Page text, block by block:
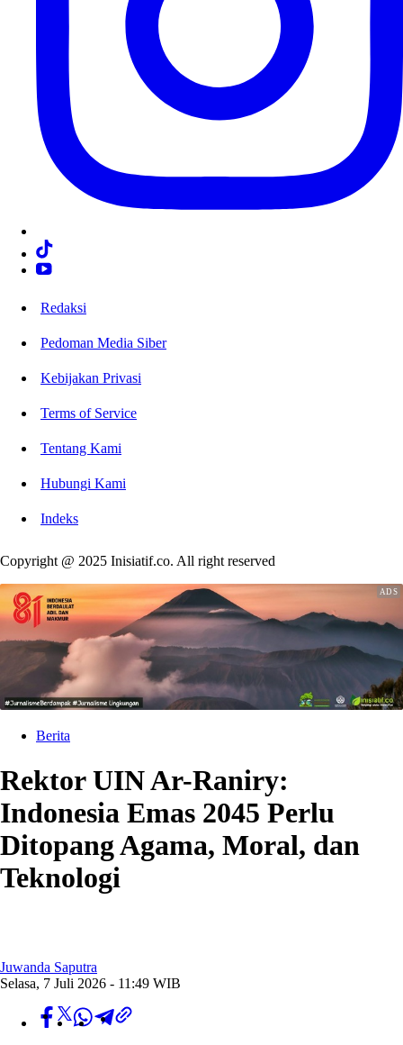
Redaksi
Pedoman Media Siber
Kebijakan Privasi
Terms of Service
Tentang Kami
Hubungi Kami
Indeks
Copyright @ 2025 Inisiatif.co. All right reserved
Berita
Rektor UIN Ar-Raniry:
Indonesia Emas 2045 Perlu
Ditopang Agama, Moral, dan
Teknologi
Juwanda Saputra
Selasa, 7 Juli 2026 - 11:49 WIB